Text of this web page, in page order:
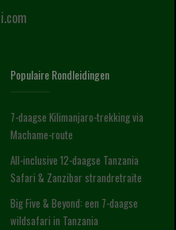
Populaire Rondleidingen
7-daagse Kilimanjaro-trekking via
Machame-route
All-inclusive 12-daagse Tanzania
Safari & Zanzibar strandretraite
Big Five & Beyond: een 7-daagse
wildsafari in Tanzania